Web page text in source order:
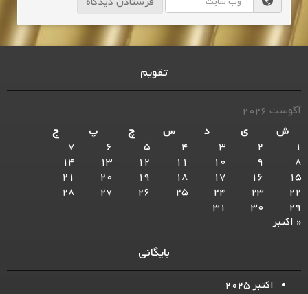
تقویم
آگوست 2026
ش
ی د س چ پ
ج
1
2
3
4
5
6
7
8
9
10
11
12
13
14
15
16
17
18
19
20
21
22
23
24
25
26
27
28
29
30
31
« اکتبر
بایگانی
اکتبر 2025